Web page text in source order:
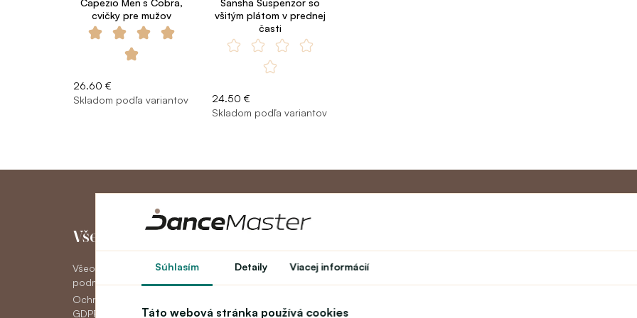
Súhlasím Detaily Viacej informácií
Táto webová stránka používá cookies
Capezio Men´s Cobra,
cvičky pre mužov
26.60 €
Skladom podľa variantov
Sansha Suspenzor so
všitým plátom v prednej
časti
24.50 €
Skladom podľa variantov
Všetko o nákupe
Všeobecné obchodné
podmienky
Ochrana osobných údajov
GDPR
Môj účet
História objednávok
Študent
Kontakt